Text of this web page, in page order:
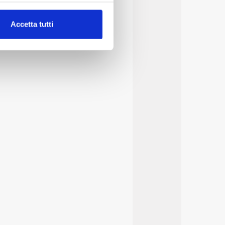
(impronte
di base quali la
sul nostro sito web,
che l’Utente ha fornito
Accetta tutti